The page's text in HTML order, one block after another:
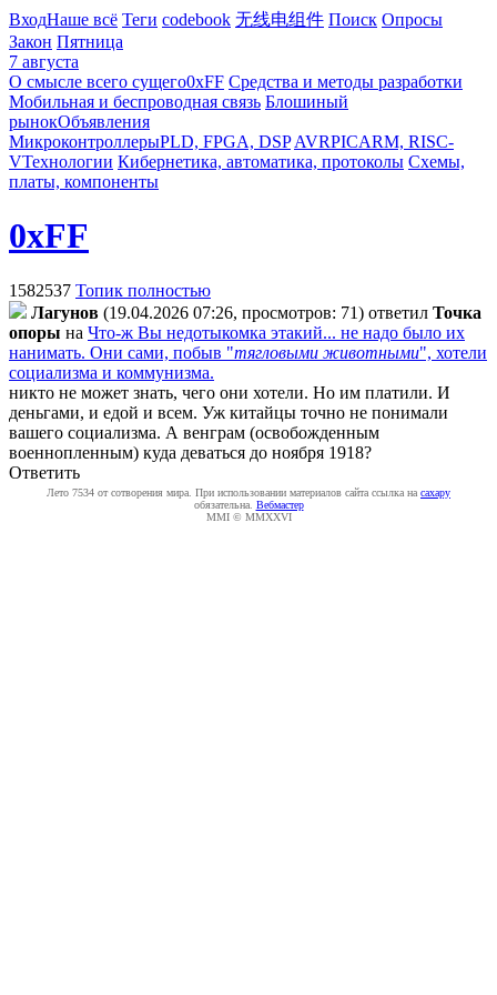
ВходНаше всё Теги codebook 无线电组件 Поиск Опросы
Закон Пятница
7 августа
О смысле всего сущего0xFF Средства и методы разработки
Мобильная и беспроводная связь Блошиный
рынокОбъявления
МикроконтроллерыPLD, FPGA, DSP AVRPICARM, RISC-
VТехнологии Кибернетика, автоматика, протоколы Схемы,
платы, компоненты
0xFF
1582537 Топик полностью
Лaгyнoв (19.04.2026 07:26, просмотров: 71) ответил Toчкa
oпopы на Что-ж Вы недотыкомка этакий... не надо было их
нанимать. Они сами, побыв "тягловыми животными", хотели
социализма и коммунизма.
никто не может знать, чего они хотели. Но им платили. И
деньгами, и едой и всем. Уж китайцы точно не понимали
вашего социализма. А венграм (освобожденным
военнопленным) куда деваться до ноября 1918?
Ответить
Лето 7534 от сотворения мира. При использовании материалов сайта ссылка на caxapу
обязательна. Вебмастер
MMI © MMXXVI